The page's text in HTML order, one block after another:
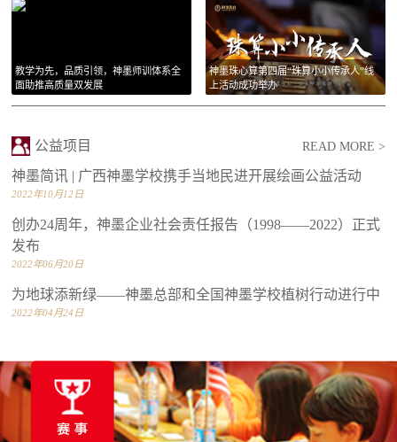
教学为先，品质引领，神墨师训体系全
面助推高质量双发展
神墨珠心算第四届“珠算小小传承人”线
上活动成功举办
READ MORE >
公益项目
神墨简讯 | 广西神墨学校携手当地民进开展绘画公益活动
2022年10月12日
创办24周年，神墨企业社会责任报告（1998——2022）正式
发布
2022年06月20日
为地球添新绿——神墨总部和全国神墨学校植树行动进行中
2022年04月24日